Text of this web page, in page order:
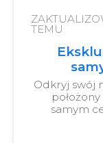
TEMU
Odkryj swój
samym